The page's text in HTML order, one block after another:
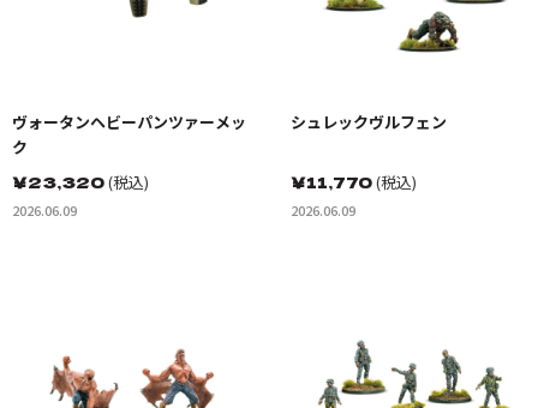
ヴォータンヘビーパンツァーメッ
ク
￥23,320(税込)
2026.06.09
シュレックヴルフェン
￥11,770(税込)
2026.06.09